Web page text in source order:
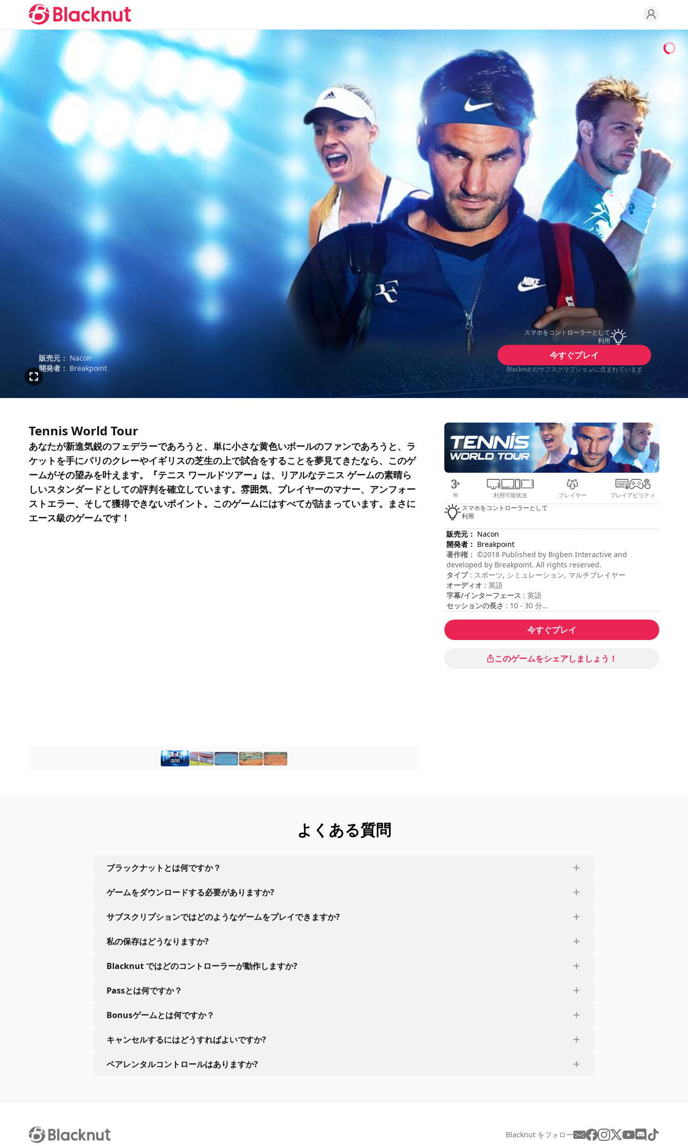
販売元： Nacon
開発者： Breakpoint
スマホをコントローラーとして
利用
今すぐプレイ
Blacknut のサブスクリプションに含まれています
Tennis World Tour
あなたが新進気鋭のフェデラーであろうと、単に小さな黄色いボールのファンであろうと、ラ
ケットを手にパリのクレーやイギリスの芝生の上で試合をすることを夢見てきたなら、このゲ
ームがその望みを叶えます。『テニス ワールドツアー』は、リアルなテニス ゲームの素晴ら
しいスタンダードとしての評判を確立しています。雰囲気、プレイヤーのマナー、アンフォー
ストエラー、そして獲得できないポイント。このゲームにはすべてが詰まっています。まさに
エース級のゲームです！
年 利用可能状況 プレイヤー プレイアビリティ
スマホをコントローラーとして
利用
販売元： Nacon
開発者： Breakpoint
著作権： ©2018 Published by Bigben Interactive and
developed by Breakpoint. All rights reserved.
タイプ: スポーツ, シミュレーション, マルチプレイヤー
オーディオ : 英語
字幕/インターフェース : 英語
セッションの長さ : 10 - 30 分
難易度
マルチプレイヤーモード
: ローカル, コンペティション, プレイヤ
コマンドは「ゲームオプション」に表示されています。
今すぐプレイ
このゲームをシェアしましょう！
よくある質問
ブラックナットとは何ですか？
ゲームをダウンロードする必要がありますか?
サブスクリプションではどのようなゲームをプレイできますか?
私の保存はどうなりますか?
Blacknut ではどのコントローラーが動作しますか?
Passとは何ですか？
Bonusゲームとは何ですか？
キャンセルするにはどうすればよいですか?
ペアレンタルコントロールはありますか?
Blacknut をフォロー